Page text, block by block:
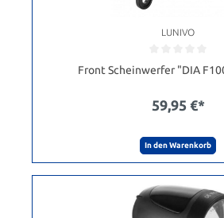
LUNIVO
Front Scheinwerfer "DIA
59,95 €*
In den Warenkorb